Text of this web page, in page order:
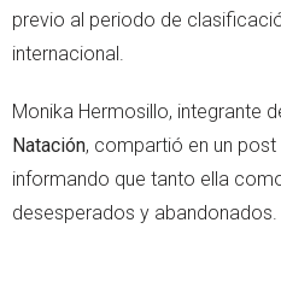
previo al periodo de
internacional.
Monika Hermosillo, integrante
Natación, compartió en un
informando que tanto ella
desesperados y abandonados.